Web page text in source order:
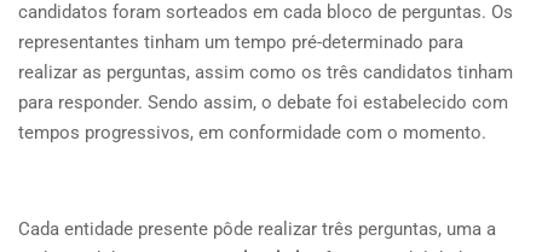
candidatos foram sorteados em cada bloco de perguntas. Os
representantes tinham um tempo pré-determinado para
realizar as perguntas, assim como os três candidatos tinham
para responder. Sendo assim, o debate foi estabelecido com
tempos progressivos, em conformidade com o momento.
Cada entidade presente pôde realizar três perguntas, uma a